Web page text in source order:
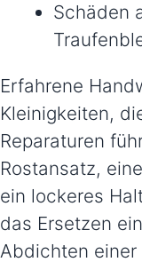
Schäden
Erfahrene
Kleinigkeiten,
Reparaturen
Rostansatz,
ein lockeres
das Ersetzen
Abdichten einer